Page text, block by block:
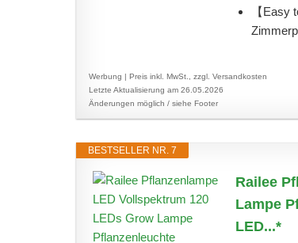
【Easy
Werbung | Preis inkl. MwSt., zzgl. Versandkosten
Letzte Aktualisierung am 26.05.2026
Änderungen möglich / siehe Footer
BESTSELLER NR. 7
Railee
Lampe
LED...*